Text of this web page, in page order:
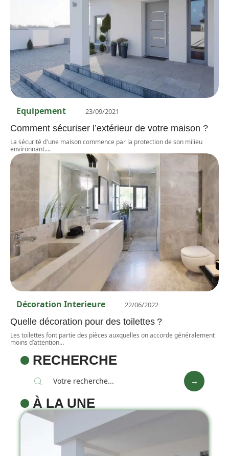
Equipement 23/09/2021
Comment sécuriser l’extérieur de votre maison ?
La sécurité d'une maison commence par la protection de son milieu
environnant.…
Décoration Interieure 22/06/2022
Quelle décoration pour des toilettes ?
Les toilettes font partie des pièces auxquelles on accorde généralement
moins d’attention…
RECHERCHE
À LA UNE